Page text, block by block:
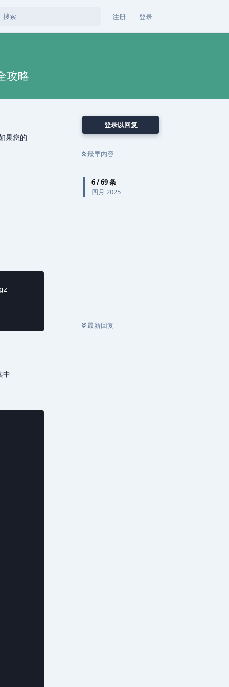
注册 登录
攻略
登录以回复
最早内容
6/69条
四月 2025
最新回复
果您的
中